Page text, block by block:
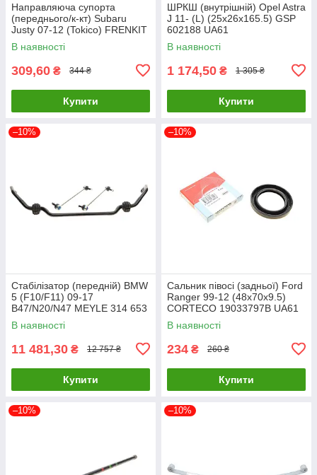
Направляюча супорта
(переднього/к-кт) Subaru
Justy 07-12 (Tokico) FRENKIT
810145 UA61
В наявності
309,60 ₴ 344 ₴
Купити
ШРКШ (внутрішній) Opel Astra
J 11- (L) (25x26x165.5) GSP
602188 UA61
В наявності
1 174,50 ₴ 1 305 ₴
Купити
–10%
Стабілізатор (передній) BMW
5 (F10/F11) 09-17
B47/N20/N47 MEYLE 314 653
0015/HD UA61
В наявності
11 481,30 ₴ 12 757 ₴
Купити
–10%
Сальник півосі (задньої) Ford
Ranger 99-12 (48x70x9.5)
CORTECO 19033797B UA61
В наявності
234 ₴ 260 ₴
Купити
–10% –10%